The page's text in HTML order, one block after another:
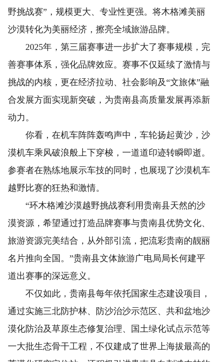
野挑战赛”，规模更大、专业性更强。将木格滩美丽
沙漠转化为美丽经济，擦亮全域旅游品牌。
2025年，第三届赛事进一步扩大了赛事规模，完
善赛事体系，强化品牌效应。赛事不仅延续了激情与
挑战的内核，更在经济拉动、社会影响及“文旅体”融
合发展方面实现新突破，为贵南县高质量发展再添新
动力。
你看，在机车阵阵轰鸣声中，车轮扬起黄沙，沙
漠机车乘风破浪般上下穿梭，一道道印迹转瞬即逝。
参赛者在熟练地展示车技的同时，也展现了沙漠机车
越野比赛的狂热和激情。
“环木格滩沙漠越野挑战赛利用贵南县天然的沙
漠资源，希望通过打造品牌赛事与贵南县优势文化、
旅游资源完美结合，从外部引流，把流彩贵南的靓丽
名片推向全国。”贵南县文体旅游广电局局长何建平
道出赛事的深远意义。
不仅如此，贵南县每年依托国家生态建设项目，
通过实施三北防护林、防沙治沙示范区、共和盆地沙
漠化防治及草原生态修复治理、国土绿化试点示范等
一大批生态骨干工程，不仅建成了世界上海拔最高的